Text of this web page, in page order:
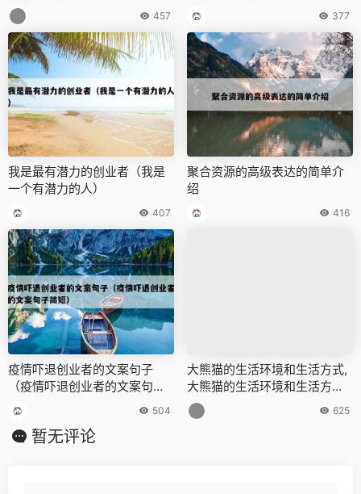
457 377
我是最有潜力的创业者（我是
一个有潜力的人）
407
聚合资源的高级表达的简单介
绍
416
疫情吓退创业者的文案句子
（疫情吓退创业者的文案句子
简短）
504
大熊猫的生活环境和生活方式,
大熊猫的生活环境和生活方式
外貌特征描写
625
暂无评论